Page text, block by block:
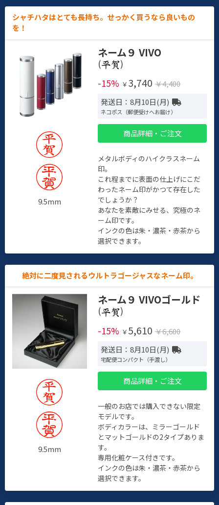
シャチハタはとても長持ち。せっかく買うなら良いもの
を！
9.5mm
ネーム９ VIVO
(
)
-15% ￥ 3,740 ￥4,400
発送日：8月10日(月)
ネコポス（郵便受けへお届け）
商品詳細・ご注文
メタルボディのハイクラスネーム
印。
これ程までに表面の仕上げにこだ
わったネーム印がかつて存在した
でしょうか？
あなたを素敵にみせる、究極のネ
ーム印です。
インクの色は朱・濃茶・赤茶から
選択できます。
絶対に二度見されるウルトラゴージャスなネーム印。
9.5mm
ネーム９ VIVOゴールド
(
)
-15% ￥ 5,610 ￥6,600
発送日：8月10日(月)
宅配便コンパクト（手渡し）
商品詳細・ご注文
一般のお店では購入できない限定
モデルです。
ボディカラーは、ミラーゴールド
とマットゴールドの2タイプありま
す。
専用化粧ケース付きです。
インクの色は朱・濃茶・赤茶から
選択できます。